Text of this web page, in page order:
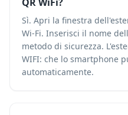
Sì. Apri la finestra
Wi‑Fi. Inserisci il nome
metodo di sicurezza.
WIFI: che lo smartphone
automaticamente.